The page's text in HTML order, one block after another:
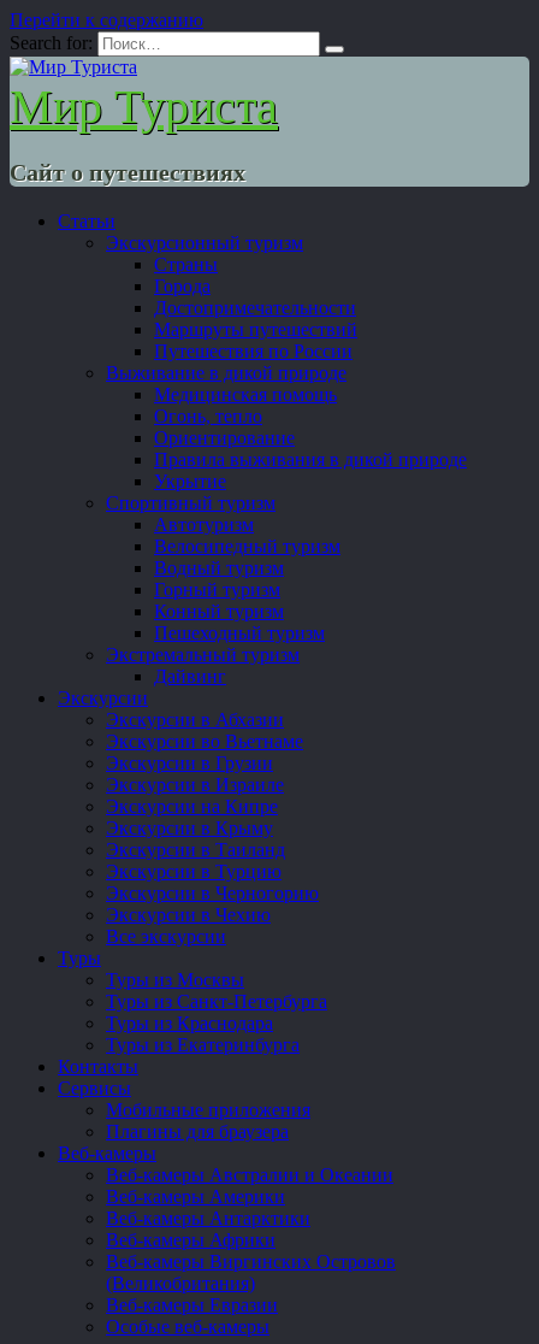
Перейти к содержанию
Search for:
Мир Туриста
Сайт о путешествиях
Статьи
Экскурсионный туризм
Страны
Города
Достопримечательности
Маршруты путешествий
Путешествия по России
Выживание в дикой природе
Медицинская помощь
Огонь, тепло
Ориентирование
Правила выживания в дикой природе
Укрытие
Спортивный туризм
Автотуризм
Велосипедный туризм
Водный туризм
Горный туризм
Конный туризм
Пешеходный туризм
Экстремальный туризм
Дайвинг
Экскурсии
Экскурсии в Абхазии
Экскурсии во Вьетнаме
Экскурсии в Грузии
Экскурсии в Израиле
Экскурсии на Кипре
Экскурсии в Крыму
Экскурсии в Таиланд
Экскурсии в Турцию
Экскурсии в Черногорию
Экскурсии в Чехию
Все экскурсии
Туры
Туры из Москвы
Туры из Санкт-Петербурга
Туры из Краснодара
Туры из Екатеринбурга
Контакты
Сервисы
Мобильные приложения
Плагины для браузера
Веб-камеры
Веб-камеры Австралии и Океании
Веб-камеры Америки
Веб-камеры Антарктики
Веб-камеры Африки
Веб-камеры Виргинских Островов
(Великобритания)
Веб-камеры Евразии
Особые веб-камеры